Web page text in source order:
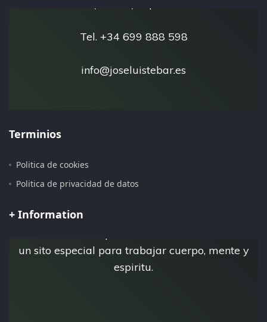
Tel. +34 699 888 598
info@joseluistebar.es
Terminios
Politica de cookies
Politica de privacidad de datos
+ Information
Pagina iniciada 15 de Julio del 2.019
Esta es la pagina personal de Jose Luis Tebar,
un sito especial para trabajar cuerpo, mente y
espiritu.